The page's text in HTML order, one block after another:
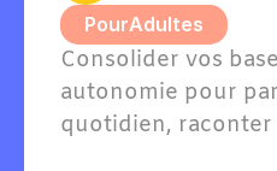
PourAdultes
Consolider vos
autonomie pour
quotidien, raconter